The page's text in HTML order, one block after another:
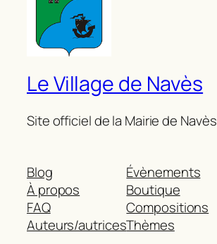
Le Village de Navès
Site officiel de la Mairie de Navès
Blog
À propos
FAQ
Auteurs/autrices
Évènements
Boutique
Compositions
Thèmes